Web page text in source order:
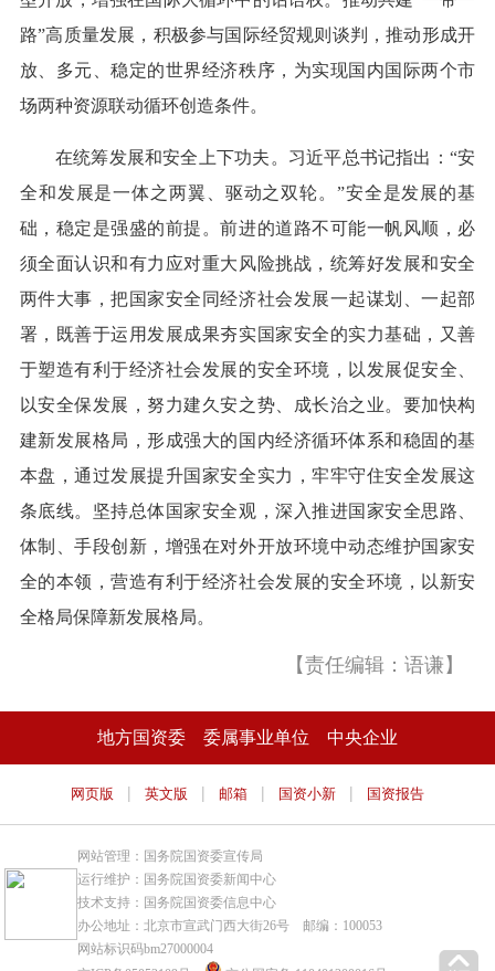
路”高质量发展，积极参与国际经贸规则谈判，推动形成开
放、多元、稳定的世界经济秩序，为实现国内国际两个市
场两种资源联动循环创造条件。
在统筹发展和安全上下功夫。习近平总书记指出：“安
全和发展是一体之两翼、驱动之双轮。”安全是发展的基
础，稳定是强盛的前提。前进的道路不可能一帆风顺，必
须全面认识和有力应对重大风险挑战，统筹好发展和安全
两件大事，把国家安全同经济社会发展一起谋划、一起部
署，既善于运用发展成果夯实国家安全的实力基础，又善
于塑造有利于经济社会发展的安全环境，以发展促安全、
以安全保发展，努力建久安之势、成长治之业。要加快构
建新发展格局，形成强大的国内经济循环体系和稳固的基
本盘，通过发展提升国家安全实力，牢牢守住安全发展这
条底线。坚持总体国家安全观，深入推进国家安全思路、
体制、手段创新，增强在对外开放环境中动态维护国家安
全的本领，营造有利于经济社会发展的安全环境，以新安
全格局保障新发展格局。
【责任编辑：语谦】
地方国资委 委属事业单位 中央企业
网页版 | 英文版 | 邮箱 | 国资小新 | 国资报告
网站管理：国务院国资委宣传局
运行维护：国务院国资委新闻中心
技术支持：国务院国资委信息中心
办公地址：北京市宣武门西大街26号 邮编：100053
网站标识码bm27000004